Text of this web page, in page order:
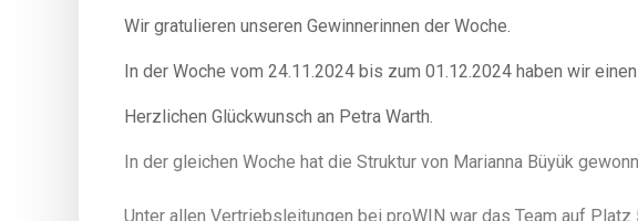
Wir gratulieren unseren Gewinnerinnen der Woche.
In der Woche vom 24.11.2024 bis zum 01.12.2024 haben wir
Herzlichen Glückwunsch an Petra Warth.
In der gleichen Woche hat die Struktur von Marianna Büyük
Unter allen Vertriebsleitungen bei proWIN war das Team auf Platz